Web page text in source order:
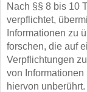
Nach §§ 8 bis 10
verpflichtet,
Informationen zu
forschen, die auf
Verpflichtungen
von
hiervon